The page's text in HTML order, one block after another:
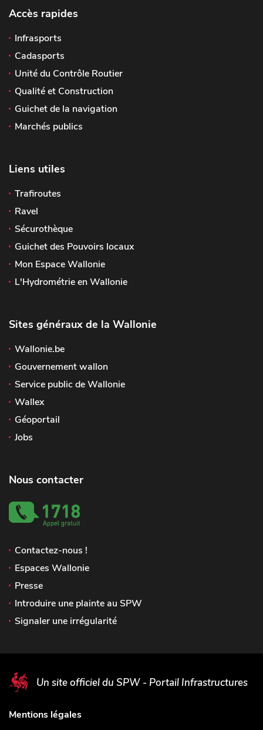
Accès rapides
Infrasports
Cadasports
Unité du Contrôle Routier
Qualité et Construction
Guichet de la navigation
Marchés publics
Liens utiles
Trafiroutes
Ravel
Sécurothèque
Guichet des Pouvoirs locaux
Mon Espace Wallonie
L'Hydrométrie en Wallonie
Sites généraux de la Wallonie
Wallonie.be
Gouvernement wallon
Service public de Wallonie
Wallex
Géoportail
Jobs
Nous contacter
Contactez-nous !
Espaces Wallonie
Presse
Introduire une plainte au SPW
Signaler une irrégularité
Un site officiel du SPW - Portail Infrastructures
Mentions légales